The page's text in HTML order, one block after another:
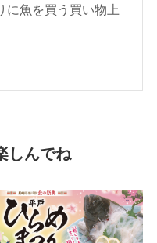
に魚を買う買い物上
しんでね